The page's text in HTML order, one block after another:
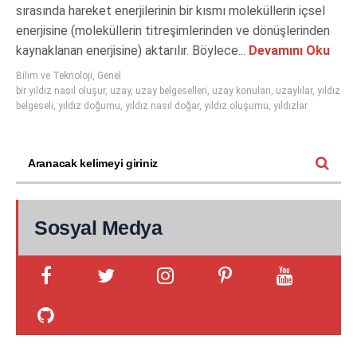
sırasında hareket enerjilerinin bir kısmı moleküllerin içsel
enerjisine (moleküllerin titreşimlerinden ve dönüşlerinden
kaynaklanan enerjisine) aktarılır. Böylece... Devamını Oku
Bilim ve Teknoloji, Genel
bir yıldız nasıl oluşur, uzay, uzay belgeselleri, uzay konuları, uzaylılar, yıldız
belgeseli, yıldız doğumu, yıldız nasıl doğar, yıldız oluşumu, yıldızlar
Sosyal Medya